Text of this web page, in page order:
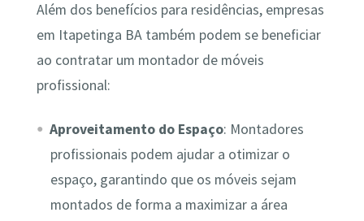
Além dos benefícios para residências, empresas
em Itapetinga BA também podem se beneficiar
ao contratar um montador de móveis
profissional:
Aproveitamento do Espaço: Montadores
profissionais podem ajudar a otimizar o
espaço, garantindo que os móveis sejam
montados de forma a maximizar a área